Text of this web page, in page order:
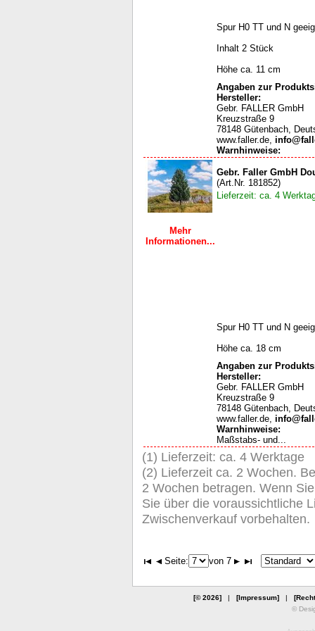
Spur H0 TT und N
Inhalt 2 Stück
Höhe ca. 11 cm
Angaben zur
Hersteller:
Gebr. FALLER GmbH
Kreuzstraße 9
78148 Gütenbach,
www.faller.de,
Warnhinweise:
Mehr
Informationen...
Gebr. Faller GmbH
(Art.Nr. 181852)
Lieferzeit: ca. 4
Spur H0 TT und N
Höhe ca. 18 cm
Angaben zur
Hersteller:
Gebr. FALLER GmbH
Kreuzstraße 9
78148 Gütenbach,
www.faller.de,
Warnhinweise:
Maßstabs- und...
(1) Lieferzeit: ca. 4 Werktage
(2) Lieferzeit ca. 2 Wochen.
2 Wochen betragen. Wenn
Sie über die voraussichtliche
Zwischenverkauf vorbehalten.
Seite: von 7
[© 2026]| [Impressum]|
©